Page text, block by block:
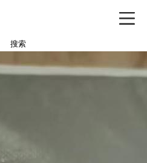
搜索